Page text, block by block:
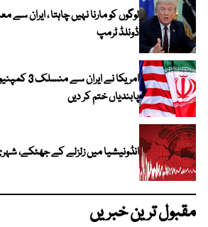
لوگوں کو مارنا نہیں چاہتا ، ایران سے
ڈونلڈ ٹرمپ
پابندیاں ختم کر دیں
انڈونیشیا میں زلزلے کے جھٹکے،
مقبول ترین خبریں